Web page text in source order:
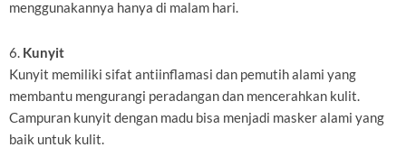
menggunakannya hanya di malam hari.
6. Kunyit
Kunyit memiliki sifat antiinflamasi dan pemutih alami yang
membantu mengurangi peradangan dan mencerahkan kulit.
Campuran kunyit dengan madu bisa menjadi masker alami yang
baik untuk kulit.